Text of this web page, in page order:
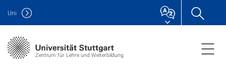
Zentrum für Lehre und Weiterbildung
Uni